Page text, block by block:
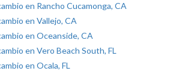
en Rancho Cucamonga, CA
en Vallejo, CA
en Oceanside, CA
en Vero Beach South, FL
en Ocala, FL